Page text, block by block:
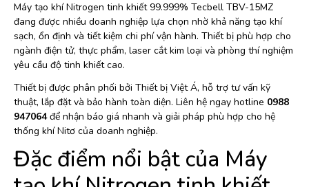
Máy tạo khí Nitrogen tinh khiết 99.999% Tecbell TBV-15MZ
đang được nhiều doanh nghiệp lựa chọn nhờ khả năng tạo khí
sạch, ổn định và tiết kiệm chi phí vận hành. Thiết bị phù hợp cho
ngành điện tử, thực phẩm, laser cắt kim loại và phòng thí nghiệm
yêu cầu độ tinh khiết cao.
Thiết bị được phân phối bởi Thiết bị Việt Á, hỗ trợ tư vấn kỹ
thuật, lắp đặt và bảo hành toàn diện. Liên hệ ngay hotline 0988
947064để nhận báo giá nhanh và giải pháp phù hợp cho hệ
thống khí Nitơ của doanh nghiệp.
Đặc điểm nổi bật của Máy